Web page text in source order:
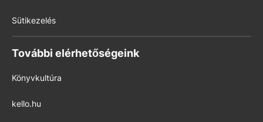
Sütikezelés
További elérhetőségeink
Könyvkultúra
kello.hu